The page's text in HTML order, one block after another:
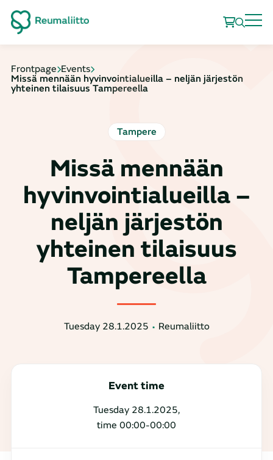
Frontpage Events
Missä mennään hyvinvointialueilla – neljän järjestön
yhteinen tilaisuus Tampereella
Tampere
Missä mennään
hyvinvointialueilla –
neljän järjestön
yhteinen tilaisuus
Tampereella
Tuesday 28.1.2025 Reumaliitto
Event time
Tuesday 28.1.2025,
time 00:00-00:00